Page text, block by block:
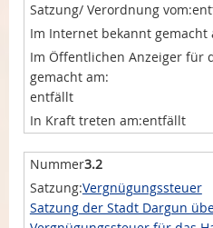
entfällt
entfällt
3.2
Vergnügungssteuer
Satzung der Stadt Dargun